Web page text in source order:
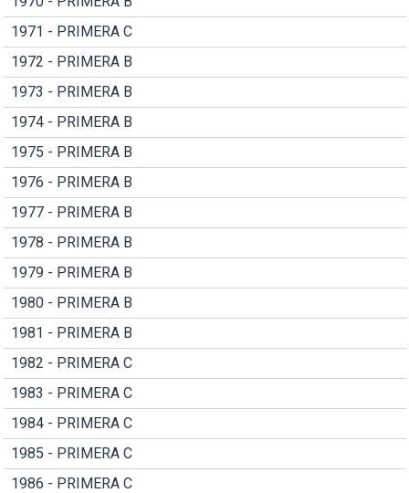
1971 - PRIMERA C
1972 - PRIMERA B
1973 - PRIMERA B
1974 - PRIMERA B
1975 - PRIMERA B
1976 - PRIMERA B
1977 - PRIMERA B
1978 - PRIMERA B
1979 - PRIMERA B
1980 - PRIMERA B
1981 - PRIMERA B
1982 - PRIMERA C
1983 - PRIMERA C
1984 - PRIMERA C
1985 - PRIMERA C
1986 - PRIMERA C